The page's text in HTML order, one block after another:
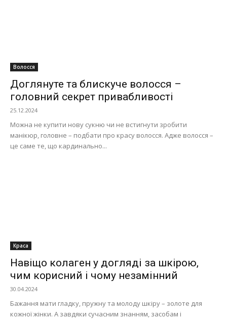
Волосся
Доглянуте та блискуче волосся –
головний секрет привабливості
25.12.2024
Можна не купити нову сукню чи не встигнути зробити
манікюр, головне – подбати про красу волосся. Адже волосся –
це саме те, що кардинально...
Краса
Навіщо колаген у догляді за шкірою,
чим корисний і чому незамінний
30.04.2024
Бажання мати гладку, пружну та молоду шкіру – золоте для
кожної жінки. А завдяки сучасним знанням, засобам і